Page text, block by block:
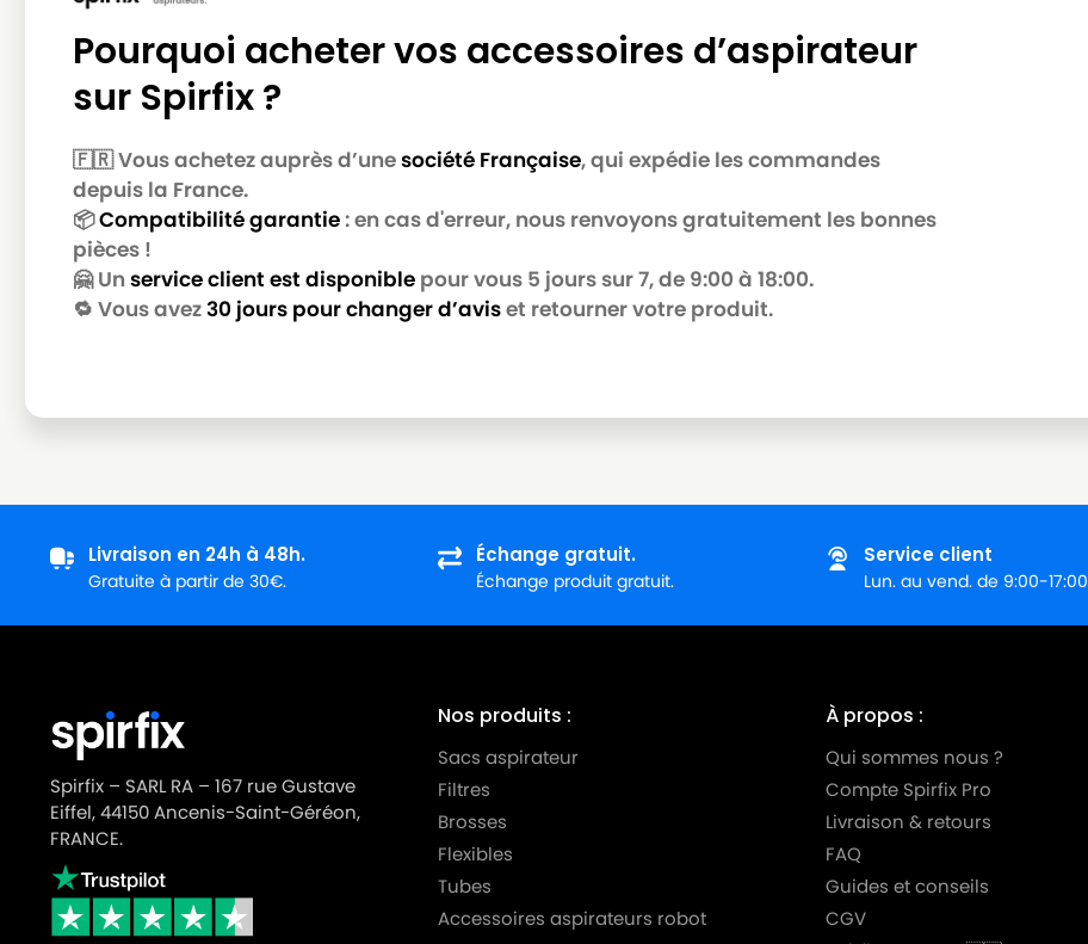
Pourquoi acheter vos accessoires d’aspirateur
sur Spirfix ?
🇫🇷 Vous achetez auprès d’unesociété Française, qui expédie les commandes
depuis la France.
📦Compatibilité garantie: en cas d'erreur, nous renvoyons gratuitement les bonnes
pièces !
🤗 Un service client est disponible pour vous 5 jours sur 7, de 9:00 à 18:00.
🔁 Vous avez30 jours pour changer d’aviset retourner votre produit.
Livraison en 24h à 48h.
Gratuite à partir de 30€.
Échange gratuit.
Échange produit gratuit.
Service client
Lun. au vend. de 9:00-17:00
Spirfix – SARL RA – 167 rue Gustave
Eiffel, 44150 Ancenis-Saint-Géréon,
FRANCE.
Nos produits :
Sacs aspirateur
Filtres
Brosses
Flexibles
Tubes
Accessoires aspirateurs robot
À propos :
Qui sommes nous ?
Compte Spirfix Pro
Livraison & retours
FAQ
Guides et conseils
CGV